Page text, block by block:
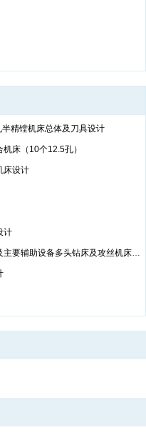
精镗机床总体及刀具设计
床（10个12.5孔）
床设计
计
设备多头钻床及攻丝机床液压系统设计